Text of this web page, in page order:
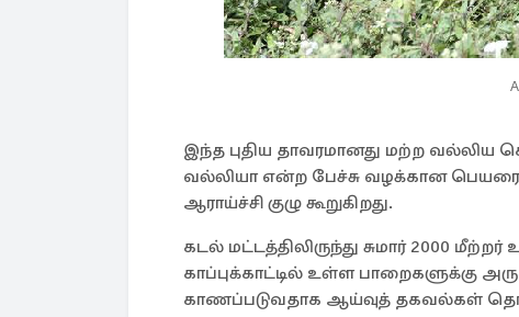
இந்த புதிய தாவரமானது மற்ற வல்லிய
வல்லியா என்ற பேச்சு வழக்கான
ஆராய்ச்சி குழு கூறுகிறது.
கடல் மட்டத்திலிருந்து சுமார் 2000
காப்புக்காட்டில் உள்ள பாறைகளுக்கு
காணப்படுவதாக ஆய்வுத் தகவல்கள்